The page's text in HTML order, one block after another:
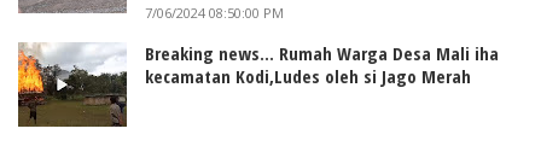
7/06/2024 08:50:00 PM
Breaking news... Rumah Warga Desa Mali iha
kecamatan Kodi,Ludes oleh si Jago Merah